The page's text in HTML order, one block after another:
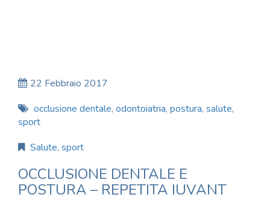
22 Febbraio 2017
occlusione dentale, odontoiatria, postura, salute,
sport
Salute, sport
OCCLUSIONE DENTALE E
POSTURA – REPETITA IUVANT